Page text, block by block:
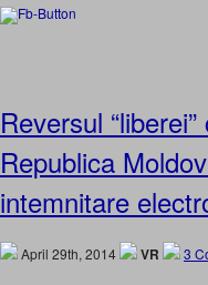
Reversul
Republica
intemnitare
April 29th, 2014 VR 3